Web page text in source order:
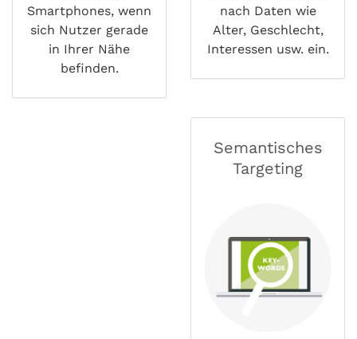
Smartphones, wenn
sich Nutzer gerade
in Ihrer Nähe
befinden.
nach Daten wie
Alter, Geschlecht,
Interessen usw. ein.
Semantisches
Targeting